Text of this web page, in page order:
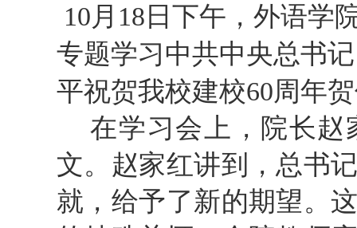
10月 18 日下午，外语学
专题学习中共中央总书
平祝贺我校建校60周年
在学习会上，院长赵
文。赵家红讲到，总书
就，给予了新的期望。